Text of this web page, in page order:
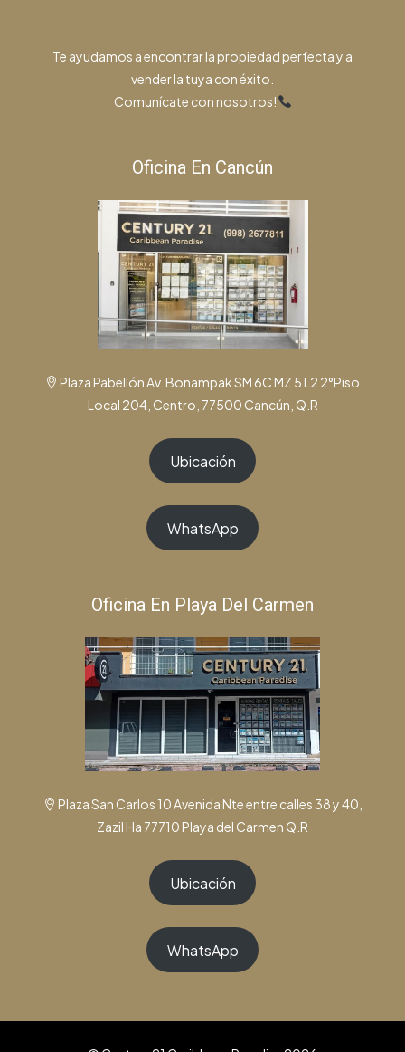
Te ayudamos a encontrar la propiedad perfecta y a
vender la tuya con éxito.
Comunícate con nosotros!
Oficina En Cancún
Plaza Pabellón Av. Bonampak SM 6C MZ 5 L2 2°Piso
Local 204, Centro, 77500 Cancún, Q.R
Ubicación
WhatsApp
Oficina En Playa Del Carmen
Plaza San Carlos 10 Avenida Nte entre calles 38 y 40,
Zazil Ha 77710 Playa del Carmen Q.R
Ubicación
WhatsApp